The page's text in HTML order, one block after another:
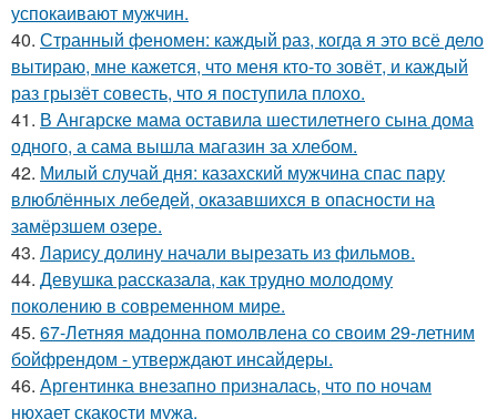
успокаивают мужчин.
40. Странный феномен: каждый раз, когда я это всё дело
вытираю, мне кажется, что меня кто-то зовёт, и каждый
раз грызёт совесть, что я поступила плохо.
41. В Ангарске мама оставила шестилетнего сына дома
одного, а сама вышла магазин за хлебом.
42. Милый случай дня: казахский мужчина спас пару
влюблённых лебедей, оказавшихся в опасности на
замёрзшем озере.
43. Ларису долину начали вырезать из фильмов.
44. Девушка рассказала, как трудно молодому
поколению в современном мире.
45. 67-Летняя мадонна помолвлена со своим 29-летним
бойфрендом - утверждают инсайдеры.
46. Аргентинка внезапно призналась, что по ночам
нюхает скакости мужа.